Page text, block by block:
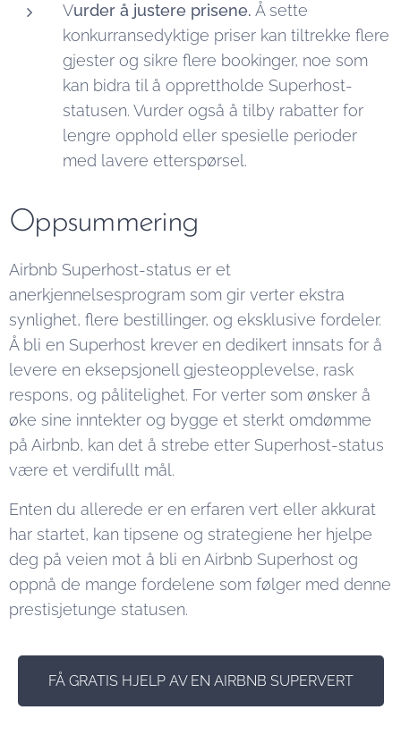
Vurder å justere prisene. Å sette
konkurransedyktige priser kan tiltrekke flere
gjester og sikre flere bookinger, noe som
kan bidra til å opprettholde Superhost-
statusen. Vurder også å tilby rabatter for
lengre opphold eller spesielle perioder
med lavere etterspørsel.
Oppsummering
Airbnb Superhost-status er et
anerkjennelsesprogram som gir verter ekstra
synlighet, flere bestillinger, og eksklusive fordeler.
Å bli en Superhost krever en dedikert innsats for å
levere en eksepsjonell gjesteopplevelse, rask
respons, og pålitelighet. For verter som ønsker å
øke sine inntekter og bygge et sterkt omdømme
på Airbnb, kan det å strebe etter Superhost-status
være et verdifullt mål.
Enten du allerede er en erfaren vert eller akkurat
har startet, kan tipsene og strategiene her hjelpe
deg på veien mot å bli en Airbnb Superhost og
oppnå de mange fordelene som følger med denne
prestisjetunge statusen.
FÅ GRATIS HJELP AV EN AIRBNB SUPERVERT